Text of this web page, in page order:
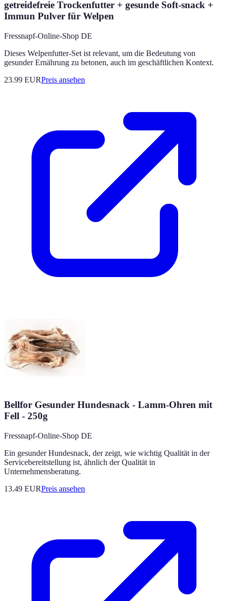
getreidefreie Trockenfutter + gesunde Soft-snack +
Immun Pulver für Welpen
Fressnapf-Online-Shop DE
Dieses Welpenfutter-Set ist relevant, um die Bedeutung von
gesunder Ernährung zu betonen, auch im geschäftlichen Kontext.
23.99 EURPreis ansehen
Bellfor Gesunder Hundesnack - Lamm-Ohren mit
Fell - 250g
Fressnapf-Online-Shop DE
Ein gesunder Hundesnack, der zeigt, wie wichtig Qualität in der
Servicebereitstellung ist, ähnlich der Qualität in
Unternehmensberatung.
13.49 EURPreis ansehen